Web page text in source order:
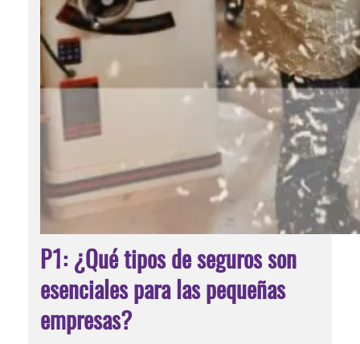
P1: ¿Qué tipos de seguros son
esenciales para las pequeñas
empresas?